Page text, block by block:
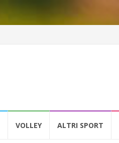
VOLLEY ALTRI SPORT